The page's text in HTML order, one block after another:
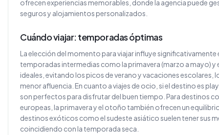
ofrecen experiencias memorables, donde la agencia puede
seguros y alojamientos personalizados.
Cuándo viajar: temporadas óptimas
La elección del momento para viajar influye significativamente
temporadas intermedias como la primavera (marzo a mayo)
ideales, evitando los picos de verano y vacaciones escolares,
menor afluencia. En cuanto a viajes de ocio, si el destino es
son perfectos para disfrutar del buen tiempo. Para destinos
europeas, la primavera y el otoño también ofrecen un
destinos exóticos como el sudeste asiático suelen tener sus
coincidiendo con la temporada seca.